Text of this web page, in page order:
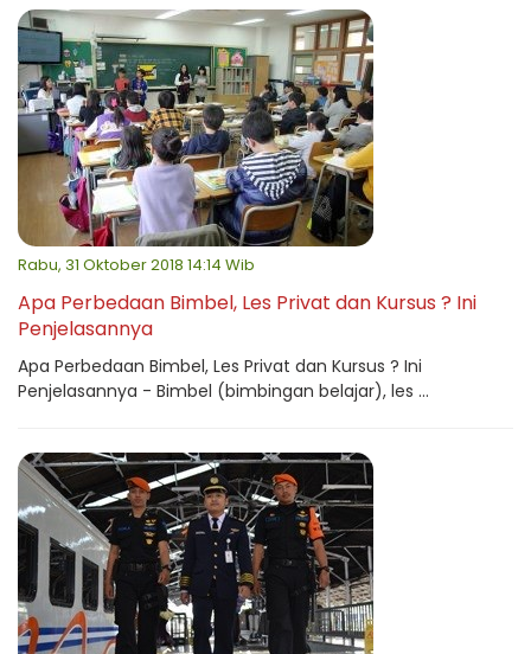
Rabu, 31 Oktober 2018 14:14 Wib
Apa Perbedaan Bimbel, Les Privat dan Kursus ? Ini
Penjelasannya
Apa Perbedaan Bimbel, Les Privat dan Kursus ? Ini
Penjelasannya - Bimbel (bimbingan belajar), les ...